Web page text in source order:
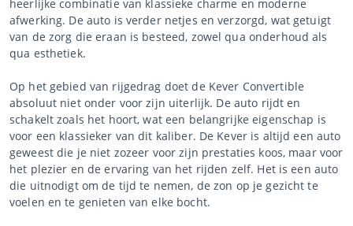
heerlijke combinatie van klassieke charme en moderne
afwerking. De auto is verder netjes en verzorgd, wat getuigt
van de zorg die eraan is besteed, zowel qua onderhoud als
qua esthetiek.
Op het gebied van rijgedrag doet de Kever Convertible
absoluut niet onder voor zijn uiterlijk. De auto rijdt en
schakelt zoals het hoort, wat een belangrijke eigenschap is
voor een klassieker van dit kaliber. De Kever is altijd een auto
geweest die je niet zozeer voor zijn prestaties koos, maar voor
het plezier en de ervaring van het rijden zelf. Het is een auto
die uitnodigt om de tijd te nemen, de zon op je gezicht te
voelen en te genieten van elke bocht.